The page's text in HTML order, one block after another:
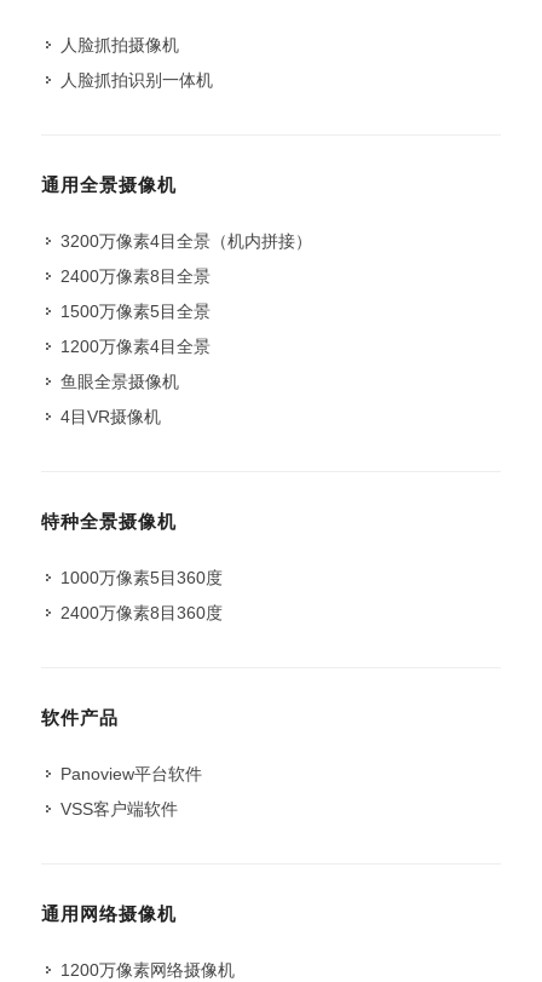
人脸抓拍摄像机
人脸抓拍识别一体机
通用全景摄像机
3200万像素4目全景（机内拼接）
2400万像素8目全景
1500万像素5目全景
1200万像素4目全景
鱼眼全景摄像机
4目VR摄像机
特种全景摄像机
1000万像素5目360度
2400万像素8目360度
软件产品
Panoview平台软件
VSS客户端软件
通用网络摄像机
1200万像素网络摄像机